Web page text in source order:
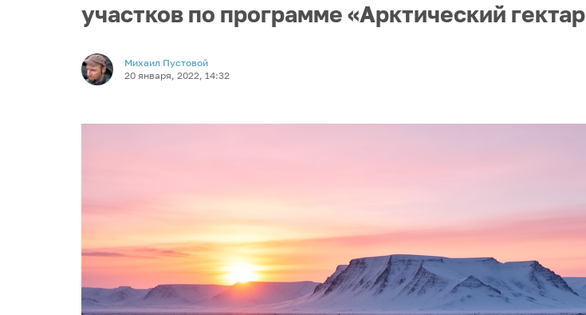
участков по программе «Арктический
Михаил Пустовой
20 января, 2022, 14:32